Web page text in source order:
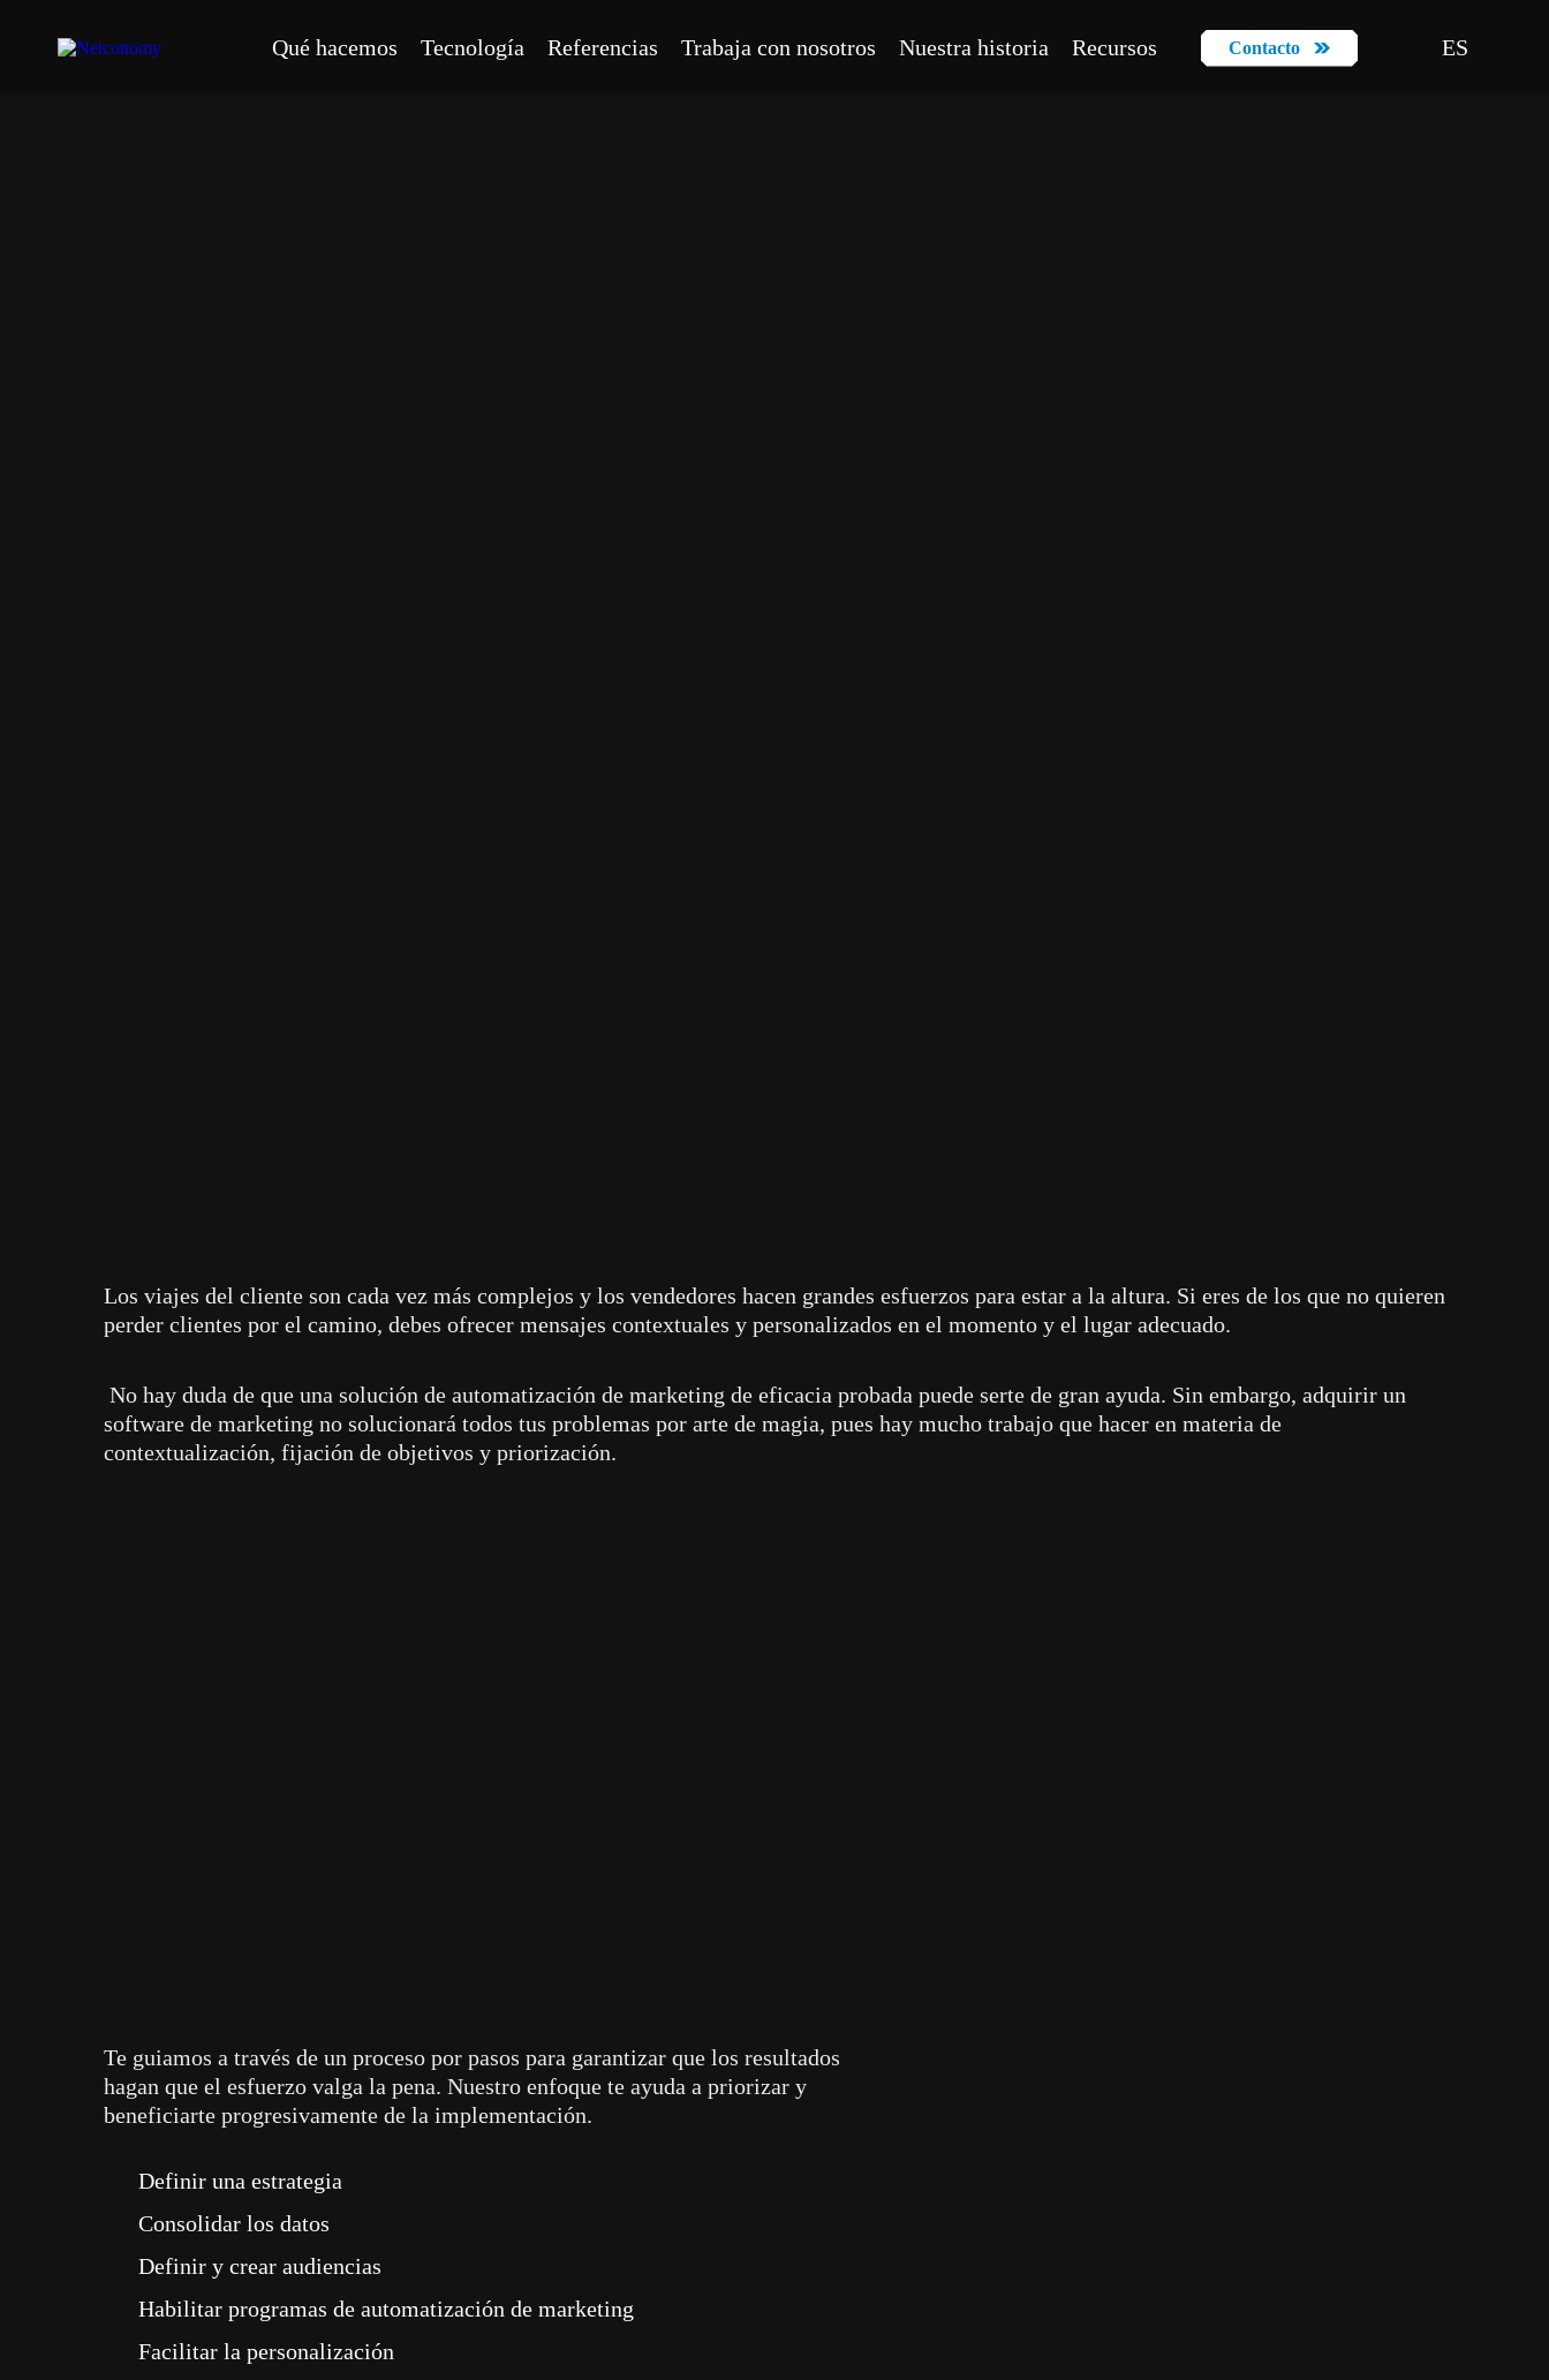
Qué hacemos Tecnología Referencias Trabaja con nosotros Nuestra historia Recursos Contacto ES
Los viajes del cliente son cada vez más complejos y los vendedores hacen grandes esfuerzos para estar a la altura. Si eres de los que no quieren
perder clientes por el camino, debes ofrecer mensajes contextuales y personalizados en el momento y el lugar adecuado.
No hay duda de que una solución de automatización de marketing de eficacia probada puede serte de gran ayuda. Sin embargo, adquirir un
software de marketing no solucionará todos tus problemas por arte de magia, pues hay mucho trabajo que hacer en materia de
contextualización, fijación de objetivos y priorización.
La implementación
más sencilla que
nunca
Te guiamos a través de un proceso por pasos para garantizar que los resultados
hagan que el esfuerzo valga la pena. Nuestro enfoque te ayuda a priorizar y
beneficiarte progresivamente de la implementación.
Definir una estrategia
Consolidar los datos
Definir y crear audiencias
Habilitar programas de automatización de marketing
Facilitar la personalización